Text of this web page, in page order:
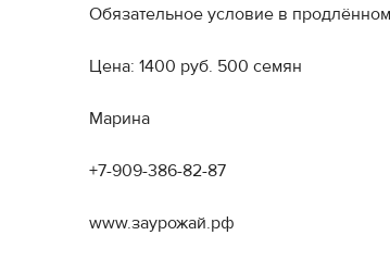
Обязательное условие в
Цена: 1400 руб. 500 семян
Марина
+7-909-386-82-87
www.заурожай.рф